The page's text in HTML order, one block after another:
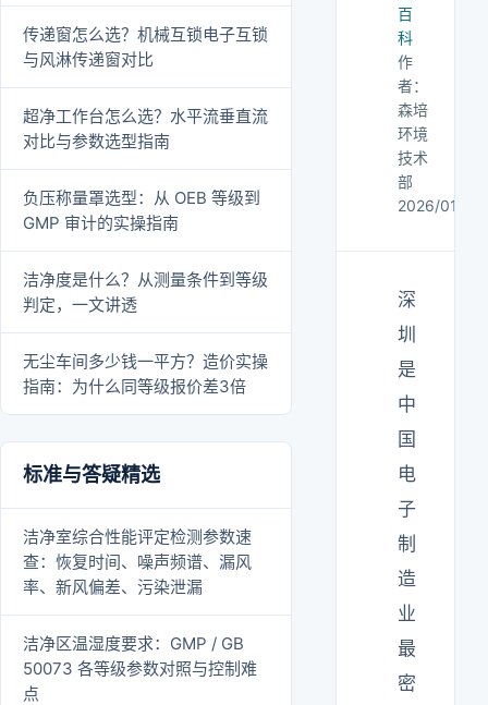
传递窗怎么选？机械互锁电子互锁
与风淋传递窗对比
超净工作台怎么选？水平流垂直流
对比与参数选型指南
负压称量罩选型：从 OEB 等级到
GMP 审计的实操指南
洁净度是什么？从测量条件到等级
判定，一文讲透
无尘车间多少钱一平方？造价实操
指南：为什么同等级报价差3倍
标准与答疑精选
洁净室综合性能评定检测参数速
查：恢复时间、噪声频谱、漏风
率、新风偏差、污染泄漏
洁净区温湿度要求：GMP / GB
50073 各等级参数对照与控制难
点
百
科
作
者：
森培
环境
技术
部
2026/01/01
深
圳
是
中
国
电
子
制
造
业
最
密